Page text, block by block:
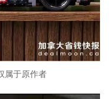
属于原作者